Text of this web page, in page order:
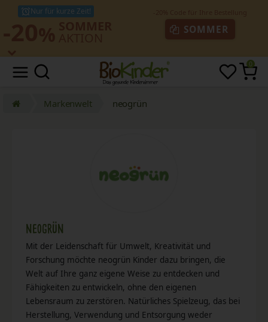
Nur für kurze Zeit!
SOMMER
0
Markenwelt neogrün
neogrün
Mit der Leidenschaft für Umwelt, Kreativität und
Forschung möchte neogrün Kinder dazu bringen, die
Welt auf Ihre ganz eigene Weise zu entdecken und
Fähigkeiten zu entwickeln, ohne den eigenen
Lebensraum zu zerstören. Natürliches Spielzeug, das bei
Herstellung, Verwendung und Entsorgung weder